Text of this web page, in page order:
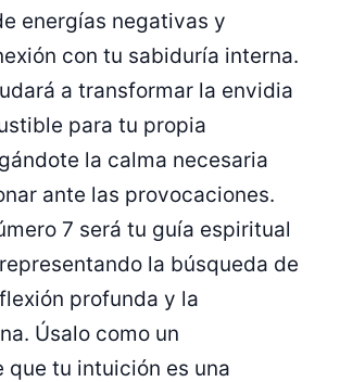
energías negativas y
con tu sabiduría interna.
a transformar la envidia
para tu propia
la calma necesaria
ante las provocaciones.
7 será tu guía espiritual
la búsqueda de
profunda y la
Úsalo como un
que tu intuición es una